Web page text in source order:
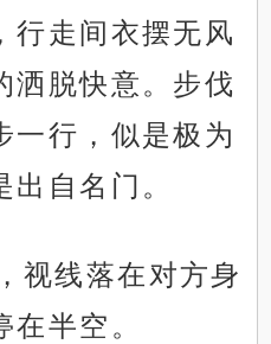
行走间衣摆无风
洒脱快意。步伐
一行，似是极为
自名门。
视线落在对方身
在半空。